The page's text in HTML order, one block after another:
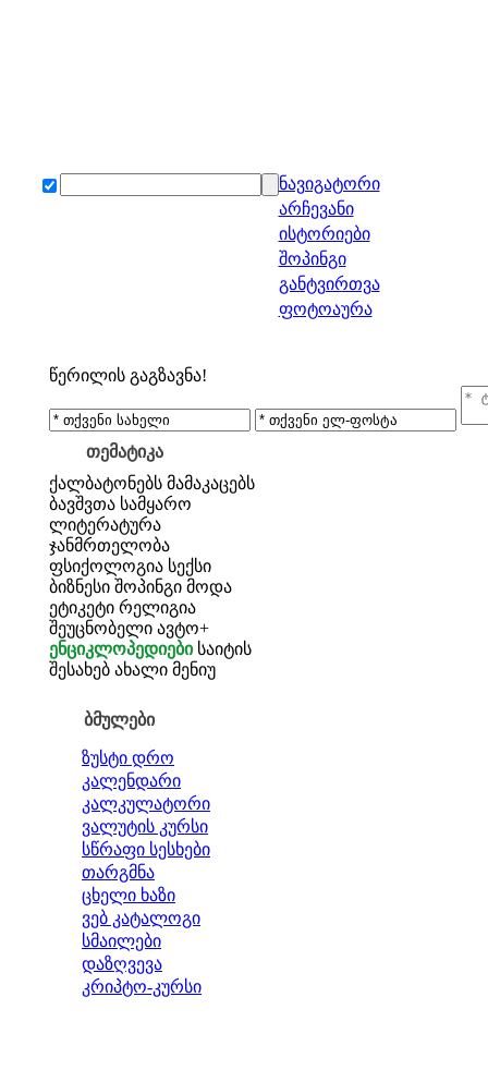
ნავიგატორი
არჩევანი
ისტორიები
შოპინგი
განტვირთვა
ფოტოაურა
წერილის გაგზავნა!
თემატიკა
ქალბატონებს მამაკაცებს
ბავშვთა სამყარო
ლიტერატურა
ჯანმრთელობა
ფსიქოლოგია სექსი
ბიზნესი შოპინგი მოდა
ეტიკეტი რელიგია
შეუცნობელი ავტო+
ენციკლოპედიები საიტის
შესახებ ახალი მენიუ
ბმულები
ზუსტი დრო
კალენდარი
კალკულატორი
ვალუტის კურსი
სწრაფი სესხები
თარგმნა
ცხელი ხაზი
ვებ კატალოგი
სმაილები
დაზღვევა
კრიპტო-კურსი